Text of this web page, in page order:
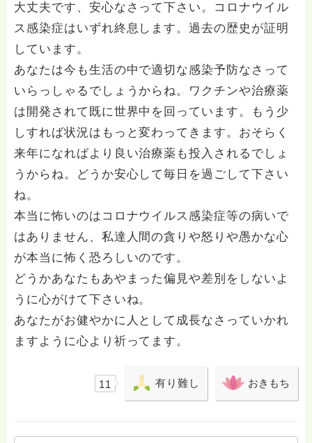
大丈夫です、安心なさって下さい。コロナウイル
ス感染症はいずれ終息します。過去の歴史が証明
しています。
あなたは今も生活の中で適切な感染予防なさって
いらっしゃるでしょうからね。ワクチンや治療薬
は開発されて既に世界中を回っています。もう少
しすれば状況はもっと変わってきます。おそらく
来年になればより良い治療薬も投入されるでしょ
うからね。どうか安心して毎日を過ごして下さい
ね。
本当に怖いのはコロナウイルス感染症等の病いで
はありません、私達人間の貪りや怒りや愚かな心
が本当に怖く恐ろしいのです。
どうかあなたもあやまった偏見や差別をしないよ
うに心がけて下さいね。
あなたがお健やかに人として成長なさっていかれ
ますように心より祈ってます。
11 有り難し おきもち